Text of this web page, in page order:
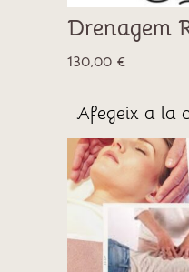
Drenagem
130,00 €
Afegeix a la